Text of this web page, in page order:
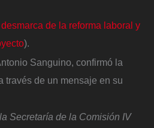
de la reforma laboral y
).
Sanguino, confirmó la
través de un mensaje en su
Secretaría de la Comisión IV